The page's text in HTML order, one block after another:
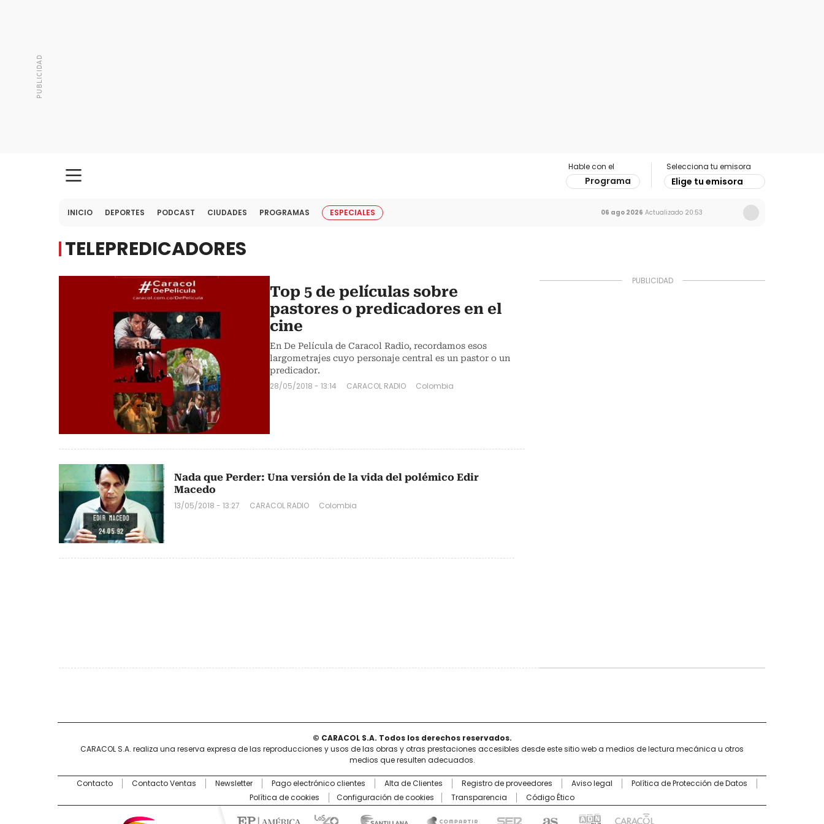
Hable con el
Programa
Selecciona tu emisora
Elige tu emisora
INICIO DEPORTES PODCAST CIUDADES PROGRAMAS ESPECIALES 06 ago 2026 Actualizado 20:53
TELEPREDICADORES
Top 5 de películas sobre
pastores o predicadores en el
cine
En De Película de Caracol Radio, recordamos esos
largometrajes cuyo personaje central es un pastor o un
predicador.
28/05/2018 - 13:14 CARACOL RADIO Colombia
Nada que Perder: Una versión de la vida del polémico Edir
Macedo
13/05/2018 - 13:27 CARACOL RADIO Colombia
© CARACOL S.A. Todos los derechos reservados.
CARACOL S.A. realiza una reserva expresa de las reproducciones y usos de las obras y otras prestaciones accesibles desde este sitio web a medios de lectura mecánica u otros
medios que resulten adecuados.
Contacto Contacto Ventas Newsletter Pago electrónico clientes Alta de Clientes Registro de proveedores Aviso legal
Política de Protección de Datos
Política de cookies
Configuración de cookies Transparencia Código Ético